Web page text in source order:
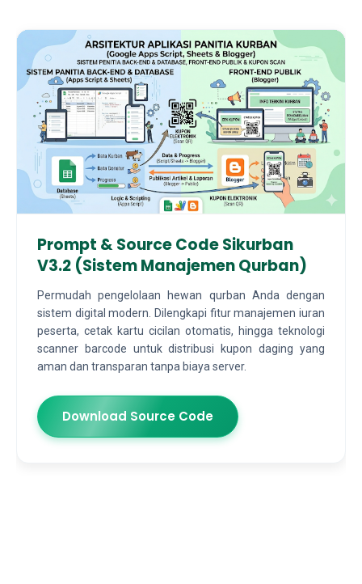
Prompt & Source Code Sikurban
V3.2 (Sistem Manajemen Qurban)
Permudah pengelolaan hewan qurban Anda dengan
sistem digital modern. Dilengkapi fitur manajemen iuran
peserta, cetak kartu cicilan otomatis, hingga teknologi
scanner barcode untuk distribusi kupon daging yang
aman dan transparan tanpa biaya server.
Download Source Code